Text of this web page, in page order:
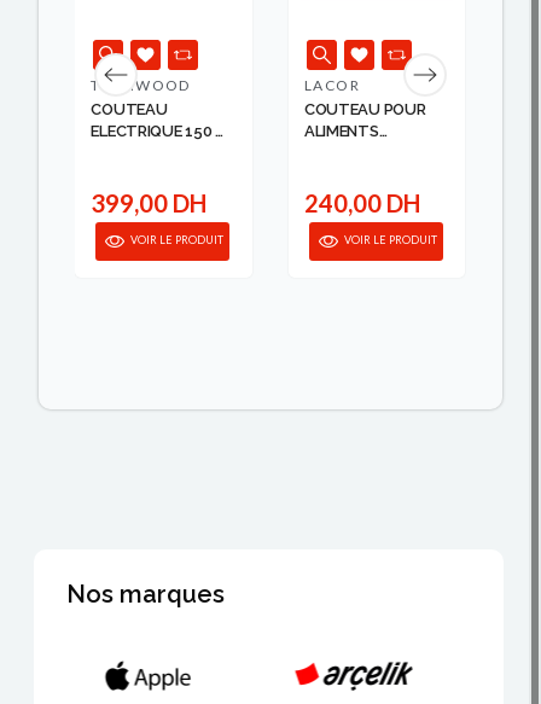
TECHWOOD
COUTEAU
ELECTRIQUE 150 W
399,00 DH
VOIR LE PRODUIT
LACOR
COUTEAU POUR
ALIMENTS
240,00 DH
VOIR LE PRODUIT
Nos marques